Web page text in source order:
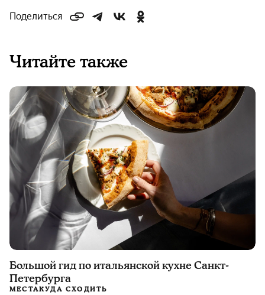
Поделиться
Читайте также
Большой гид по итальянской кухне Санкт-
Петербурга
МЕСТАКУДА СХОДИТЬ